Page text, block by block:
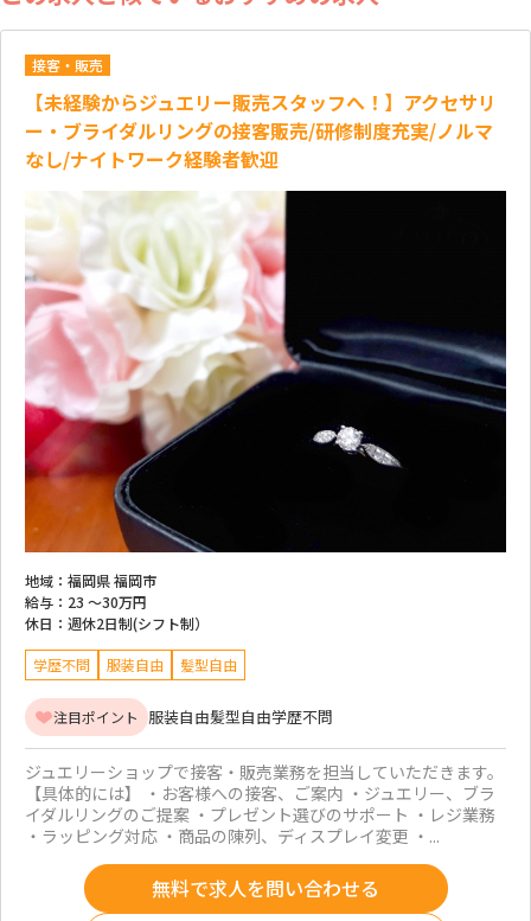
接客・販売
【未経験からジュエリー販売スタッフへ！】アクセサリ
ー・ブライダルリングの接客販売/研修制度充実/ノルマ
なし/ナイトワーク経験者歓迎
地域： 福岡県 福岡市
給与： 23 ～30万円
休日： 週休2日制(シフト制）
学歴不問 服装自由 髪型自由
注目ポイント 服装自由髪型自由学歴不問
ジュエリーショップで接客・販売業務を担当していただきます。
【具体的には】 ・お客様への接客、ご案内 ・ジュエリー、ブラ
イダルリングのご提案 ・プレゼント選びのサポート ・レジ業務
・ラッピング対応 ・商品の陳列、ディスプレイ変更 ・...
無料で求人を問い合わせる